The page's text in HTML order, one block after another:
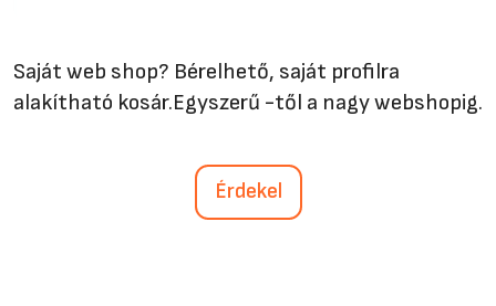
Saját web shop? Bérelhető, saját profilra
alakítható kosár.Egyszerű -től a nagy webshopig.
Érdekel